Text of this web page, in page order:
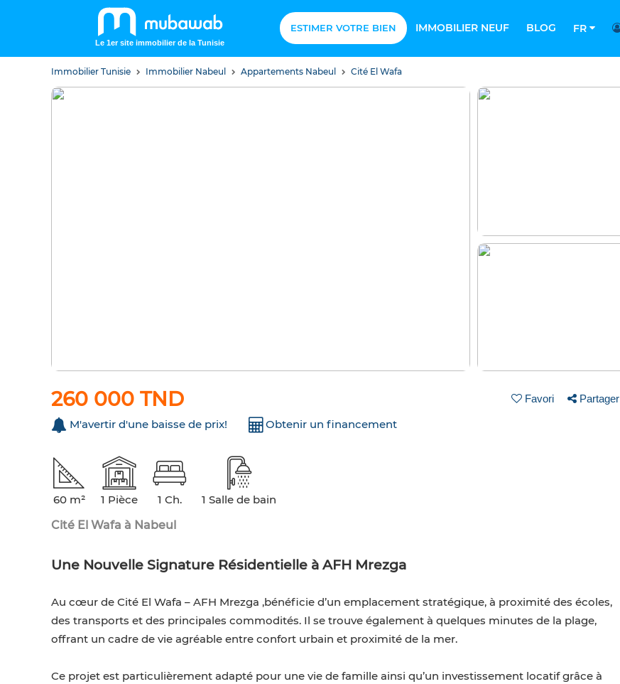
Le 1er site immobilier de la Tunisie
ESTIMER VOTRE BIEN IMMOBILIER NEUF BLOG FR
Immobilier Tunisie Immobilier Nabeul Appartements Nabeul Cité El Wafa
260 000 TND Favori Partager
M'avertir d'une baisse de prix! Obtenir un financement
60 m² 1 Pièce 1 Ch.
1 Salle de bain
Cité El Wafa à Nabeul
Une Nouvelle Signature Résidentielle à AFH Mrezga
Au cœur de Cité El Wafa – AFH Mrezga ,bénéficie d’un emplacement stratégique, à proximité des écoles,
des transports et des principales commodités. Il se trouve également à quelques minutes de la plage,
offrant un cadre de vie agréable entre confort urbain et proximité de la mer.
Ce projet est particulièrement adapté pour une vie de famille ainsi qu’un investissement locatif grâce à